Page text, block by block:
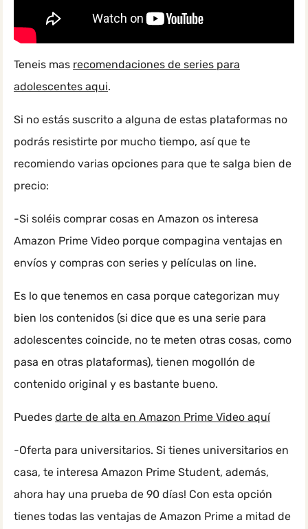
Teneis mas recomendaciones de series para
adolescentes aqui.
Si no estás suscrito a alguna de estas plataformas no
podrás resistirte por mucho tiempo, así que te
recomiendo varias opciones para que te salga bien de
precio:
-Si soléis comprar cosas en Amazon os interesa
Amazon Prime Video porque compagina ventajas en
envíos y compras con series y películas on line.
Es lo que tenemos en casa porque categorizan muy
bien los contenidos (si dice que es una serie para
adolescentes coincide, no te meten otras cosas, como
pasa en otras plataformas), tienen mogollón de
contenido original y es bastante bueno.
Puedes darte de alta en Amazon Prime Video aquí
-Oferta para universitarios. Si tienes universitarios en
casa, te interesa Amazon Prime Student, además,
ahora hay una prueba de 90 días! Con esta opción
tienes todas las ventajas de Amazon Prime a mitad de